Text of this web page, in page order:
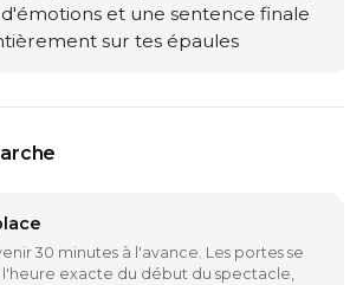
et une sentence finale
sur tes épaules
30 minutes à l'avance. Les portes se
exacte du début du spectacle,